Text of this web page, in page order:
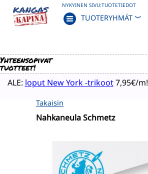
NYKYINEN SIVU:TUOTETIEDOT
TUOTERYHMÄT ﹀
Yhteensopivat
tuotteet!
ALE: loput New York -trikoot7,95€/m!
Takaisin
Nahkaneula Schmetz